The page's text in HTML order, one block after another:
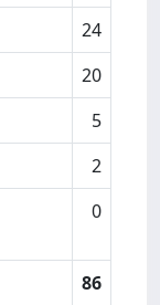
24
20
5
2
0
86